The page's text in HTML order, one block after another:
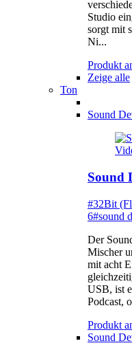
Studio
sorgt mit
Ni...
Produkt
Zeige alle
Ton
Sound
Sound
#32Bit
6#sound
Der
Mischer
mit acht
USB, ist
Podcast,
Produkt
Sound